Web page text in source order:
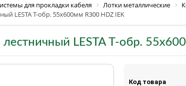
для прокладки кабеля Лотки металлические
LESTA Т-обр. 55х600мм R300 HDZ IEK
лестничный LESTA Т-обр.
Код товара